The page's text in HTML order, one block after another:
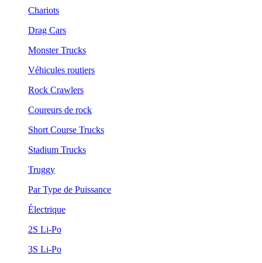
Chariots
Drag Cars
Monster Trucks
Véhicules routiers
Rock Crawlers
Coureurs de rock
Short Course Trucks
Stadium Trucks
Truggy
Par Type de Puissance
Électrique
2S Li-Po
3S Li-Po